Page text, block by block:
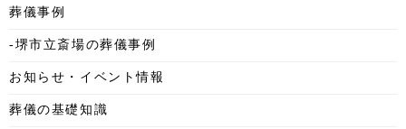
葬儀事例
-堺市立斎場の葬儀事例
お知らせ・イベント情報
葬儀の基礎知識